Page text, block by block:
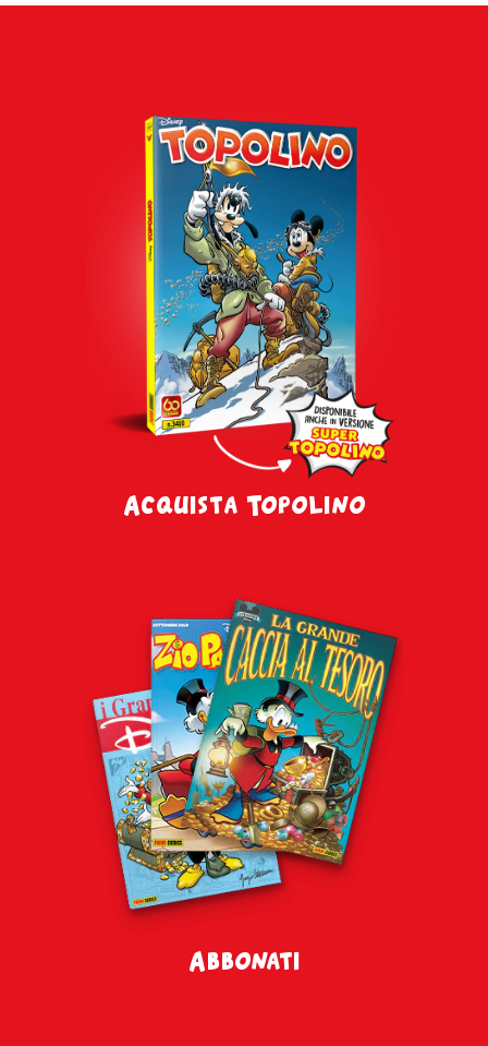
Acquista Topolino
Abbonati